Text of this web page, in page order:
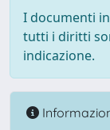
I documenti
tutti i diritti
indicazione.